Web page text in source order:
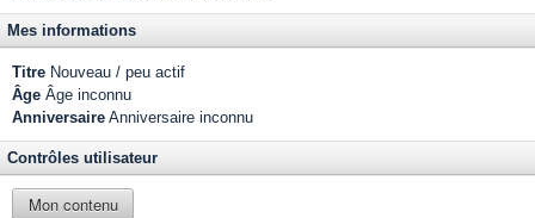
Mes informations
Titre Nouveau / peu actif
Âge Âge inconnu
Anniversaire Anniversaire inconnu
Contrôles utilisateur
Mon contenu